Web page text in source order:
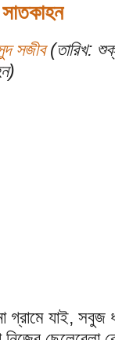
সজীব(তারিখ:
যাই, সবুজ